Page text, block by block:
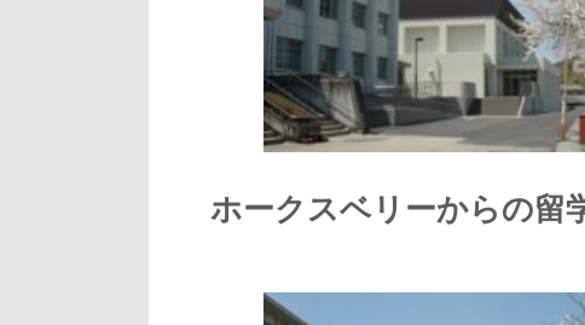
ホークスベリーからの留